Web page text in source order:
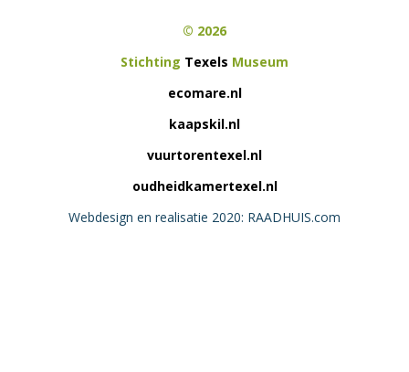
© 2026
Stichting Texels Museum
ecomare.nl
kaapskil.nl
vuurtorentexel.nl
oudheidkamertexel.nl
Webdesign en realisatie 2020: RAADHUIS.com